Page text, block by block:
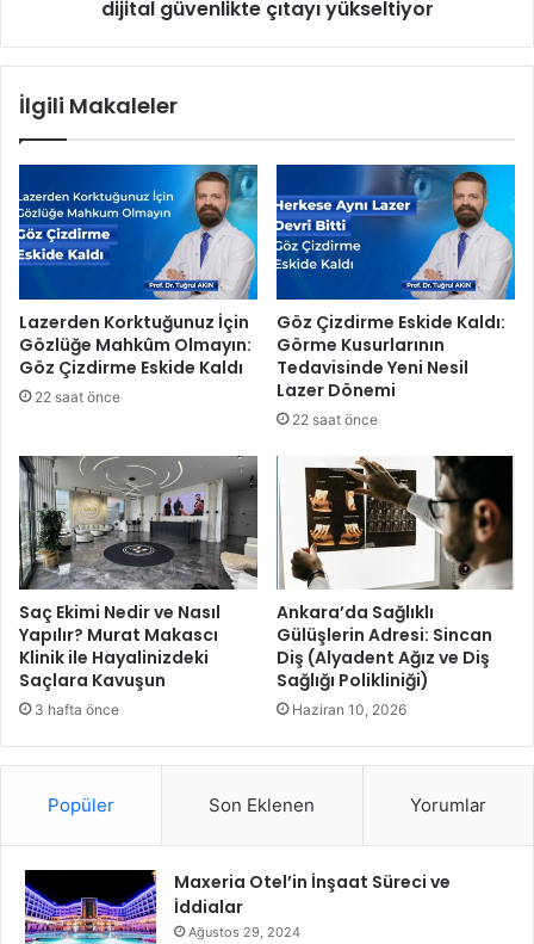
o
a
n
d
a
e
m
Ü
c
r
t
s
i
z
S
ü
r
e
A
r
t
b
o
n
ö
z
e
i
k
e
l
e
g
i
r
e
n
T
i
k
T
a
dijital güvenlikte çıtayı yükseltiyor
İlgili Makaleler
Lazerden Korktuğunuz İçin
Gözlüğe Mahkûm Olmayın:
Göz Çizdirme Eskide Kaldı
22 saat önce
Göz Çizdirme Eskide Kaldı:
Görme Kusurlarının
Tedavisinde Yeni Nesil
Lazer Dönemi
22 saat önce
Saç Ekimi Nedir ve Nasıl
Yapılır? Murat Makascı
Klinik ile Hayalinizdeki
Saçlara Kavuşun
3 hafta önce
Ankara’da Sağlıklı
Gülüşlerin Adresi: Sincan
Diş (Alyadent Ağız ve Diş
Sağlığı Polikliniği)
Haziran 10, 2026
Popüler Son Eklenen Yorumlar
Maxeria Otel’in İnşaat Süreci ve
İddialar
Ağustos 29, 2024